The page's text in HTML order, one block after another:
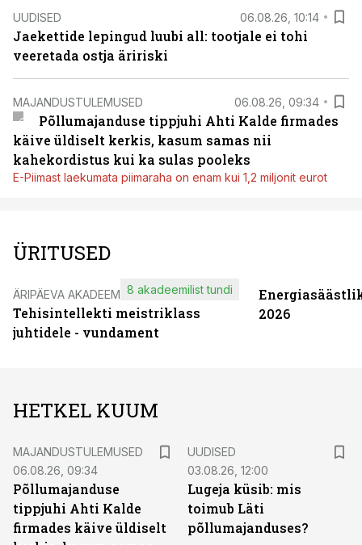
UUDISED 06.08.26, 10:14
Jaekettide lepingud luubi all: tootjale ei tohi
veeretada ostja äririski
MAJANDUSTULEMUSED 06.08.26, 09:34
Põllumajanduse tippjuhi Ahti Kalde firmades
käive üldiselt kerkis, kasum samas nii
kahekordistus kui ka sulas pooleks
E-Piimast laekumata piimaraha on enam kui 1,2 miljonit eurot
ÜRITUSED
ÄRIPÄEVA AKADEEMIA
Tehisintellekti meistriklass
juhtidele - vundament
8 akadeemilist tundi
2026
HETKEL KUUM
MAJANDUSTULEMUSED
06.08.26, 09:34
Põllumajanduse
tippjuhi Ahti Kalde
firmades käive üldiselt
UUDISED
03.08.26, 12:00
Lugeja küsib: mis
toimub Läti
põllumajanduses?